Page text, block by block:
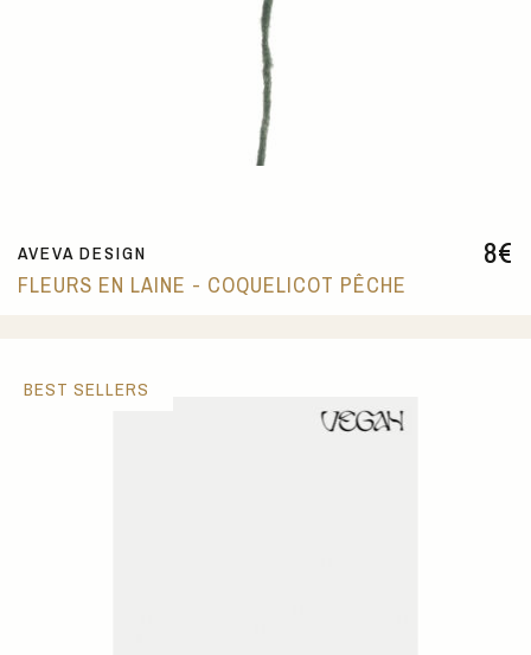
8€
AVEVA DESIGN
FLEURS EN LAINE - COQUELICOT PÊCHE
BEST SELLERS